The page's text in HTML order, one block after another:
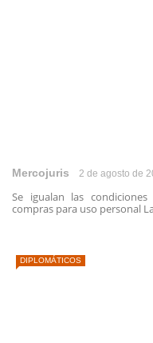
Mercojuris 2 de agosto de
Se igualan las
compras para uso personal
DIPLOMÁTICOS